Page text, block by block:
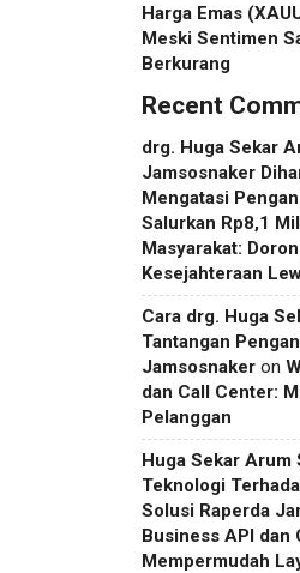
Harga Emas
Meski Sentimen
Berkurang
Recent
drg. Huga Sekar
Jamsosnaker
Mengatasi
Salurkan Rp8,1
Masyarakat:
Kesejahteraan
Cara drg. Huga
Tantangan
Jamsosnaker on
dan Call Center:
Pelanggan
Huga Sekar Arum
Teknologi
Solusi Raperda
Business API dan
Mempermudah